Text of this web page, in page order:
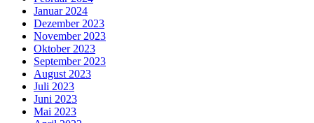
Januar 2024
Dezember 2023
November 2023
Oktober 2023
September 2023
August 2023
Juli 2023
Juni 2023
Mai 2023